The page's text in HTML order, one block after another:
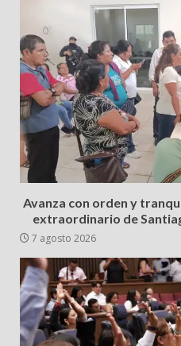
Avanza con orden y
extraordinario de
7 agosto 2026